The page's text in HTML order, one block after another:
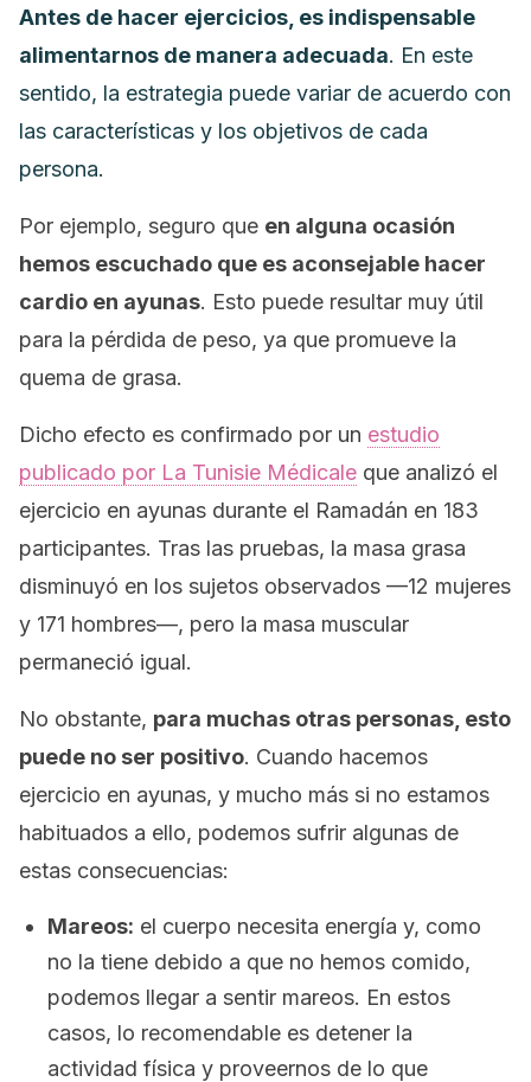
Antes de hacer ejercicios, es indispensable
alimentarnos de manera adecuada. En este
sentido, la estrategia puede variar de acuerdo con
las características y los objetivos de cada
persona.
Por ejemplo, seguro que en alguna ocasión
hemos escuchado que es aconsejable hacer
cardio en ayunas. Esto puede resultar muy útil
para la pérdida de peso, ya que promueve la
quema de grasa.
Dicho efecto es confirmado por un estudio
publicado por La Tunisie Médicale que analizó el
ejercicio en ayunas durante el Ramadán en 183
participantes. Tras las pruebas, la masa grasa
disminuyó en los sujetos observados —12 mujeres
y 171 hombres—, pero la masa muscular
permaneció igual.
No obstante, para muchas otras personas, esto
puede no ser positivo. Cuando hacemos
ejercicio en ayunas, y mucho más si no estamos
habituados a ello, podemos sufrir algunas de
estas consecuencias:
Mareos: el cuerpo necesita energía y, como
no la tiene debido a que no hemos comido,
podemos llegar a sentir mareos. En estos
casos, lo recomendable es detener la
actividad física y proveernos de lo que